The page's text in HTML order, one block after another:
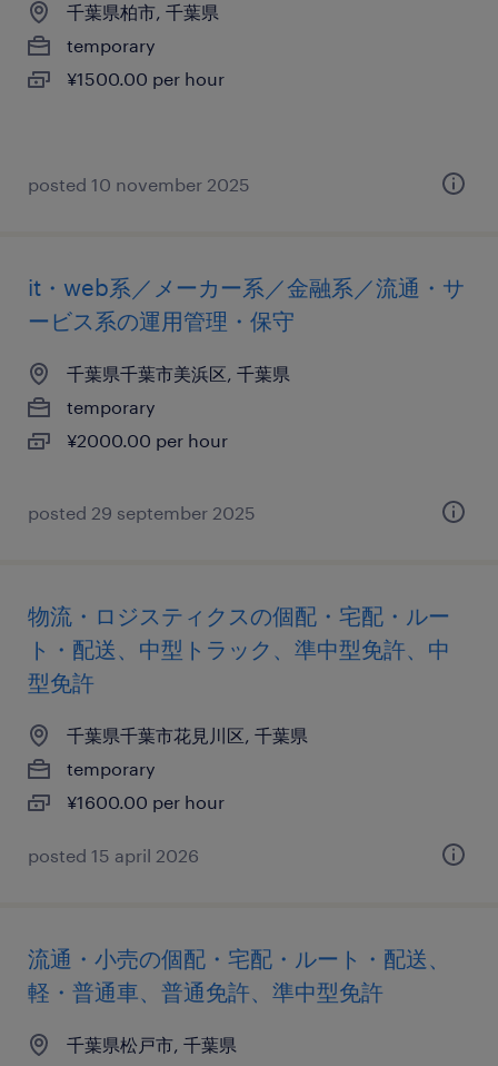
千葉県柏市, 千葉県
temporary
¥1500.00 per hour
posted 10 november 2025
it・web系／メーカー系／金融系／流通・サ
ービス系の運用管理・保守
千葉県千葉市美浜区, 千葉県
temporary
¥2000.00 per hour
posted 29 september 2025
物流・ロジスティクスの個配・宅配・ルー
ト・配送、中型トラック、準中型免許、中
型免許
千葉県千葉市花見川区, 千葉県
temporary
¥1600.00 per hour
posted 15 april 2026
流通・小売の個配・宅配・ルート・配送、
軽・普通車、普通免許、準中型免許
千葉県松戸市, 千葉県